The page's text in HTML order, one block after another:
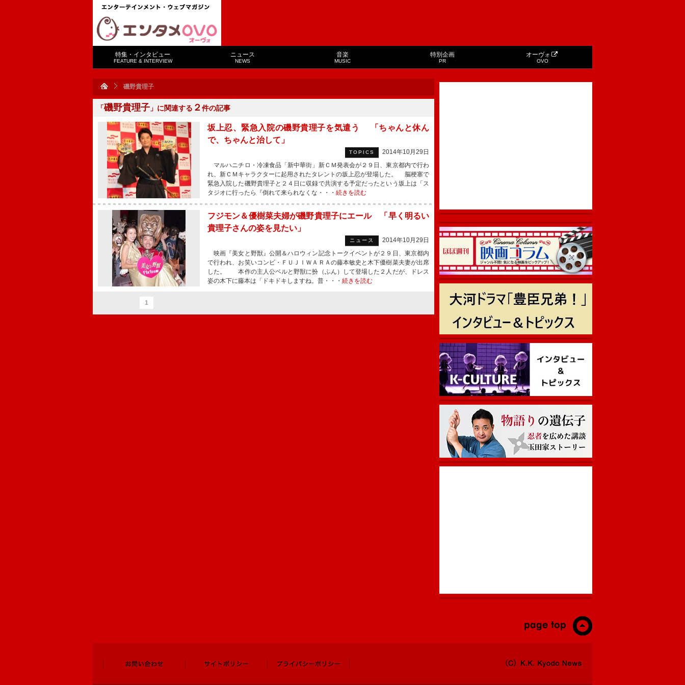
特集・インタビュー
FEATURE & INTERVIEW
ニュース
NEWS
音楽
MUSIC
特別企画
PR
オーヴォ
OVO
磯野貴理子
「磯野貴理子 」に関連する ２件の記事
坂上忍、緊急入院の磯野貴理子を気遣う 「ちゃんと休ん
で、ちゃんと治して」
TOPICS
2014年10月29日
マルハニチロ・冷凍食品「新中華街」新ＣＭ発表会が２９日、東京都内で行わ
れ、新ＣＭキャラクターに起用されたタレントの坂上忍が登場した。 脳梗塞で
緊急入院した磯野貴理子と２４日に収録で共演する予定だったという坂上は「ス
タジオに行ったら『倒れて来られなくな・・・ 続きを読む
フジモン＆優樹菜夫婦が磯野貴理子にエール 「早く明るい
貴理子さんの姿を見たい」
ニュース
2014年10月29日
映画『美女と野獣』公開＆ハロウィン記念トークイベントが２９日、東京都内
で行われ、お笑いコンビ・ＦＵＪＩＷＡＲＡの藤本敏史と木下優樹菜夫妻が出席
した。 本作の主人公ベルと野獣に扮（ふん）して登場した２人だが、ドレス
姿の木下に藤本は「ドキドキしますね。普・・・ 続きを読む
1